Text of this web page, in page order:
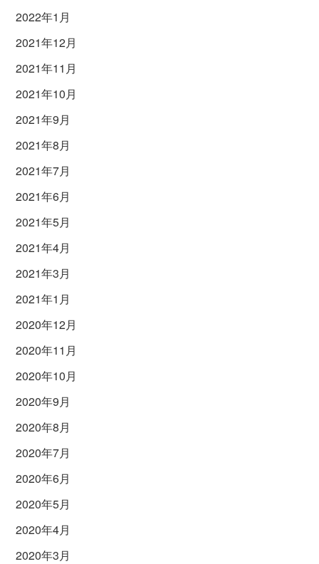
2022年1月
2021年12月
2021年11月
2021年10月
2021年9月
2021年8月
2021年7月
2021年6月
2021年5月
2021年4月
2021年3月
2021年1月
2020年12月
2020年11月
2020年10月
2020年9月
2020年8月
2020年7月
2020年6月
2020年5月
2020年4月
2020年3月